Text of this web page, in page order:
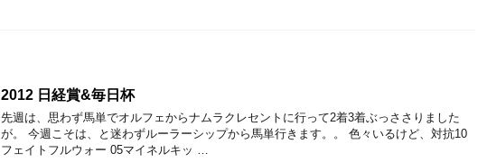
2012 日経賞&毎日杯
先週は、思わず馬単でオルフェからナムラクレセントに行って2着3着ぶっささりました
が。 今週こそは、と迷わずルーラーシップから馬単行きます。。 色々いるけど、対抗10
フェイトフルウォー 05マイネルキッ …